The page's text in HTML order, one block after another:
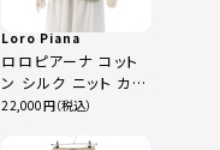
Loro Piana
ロロピアーナ コット
ン シルク ニット カー
ディガン グリーン 42
22,000